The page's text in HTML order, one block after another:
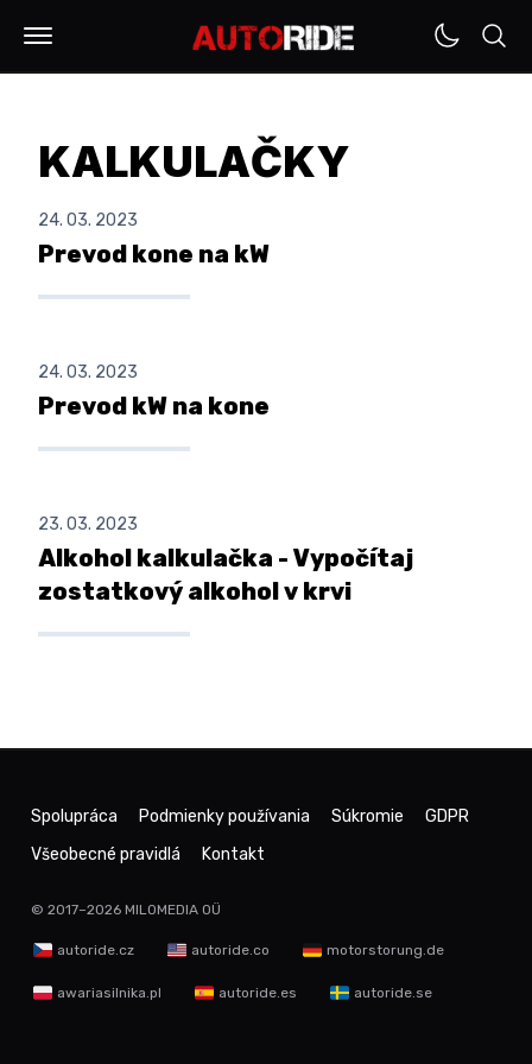
KALKULAČKY
24. 03. 2023
Prevod kone na kW
24. 03. 2023
Prevod kW na kone
23. 03. 2023
Alkohol kalkulačka - Vypočítaj
zostatkový alkohol v krvi
Spolupráca Podmienky používania Súkromie
GDPR
Všeobecné pravidlá
Kontakt
© 2017–2026 MILOMEDIA OÜ
autoride.cz autoride.co motorstorung.de
awariasilnika.pl autoride.es autoride.se